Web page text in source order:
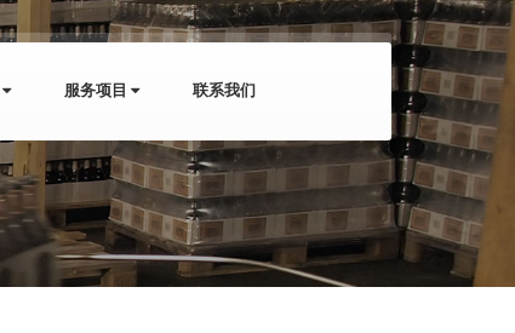
服务项目 联系我们